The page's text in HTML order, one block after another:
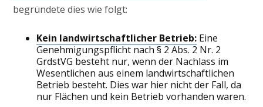
begründete dies wie folgt:
Kein landwirtschaftlicher Betrieb: Eine
Genehmigungspflicht nach § 2 Abs. 2 Nr. 2
GrdstVG besteht nur, wenn der Nachlass im
Wesentlichen aus einem landwirtschaftlichen
Betrieb besteht. Dies war hier nicht der Fall, da
nur Flächen und kein Betrieb vorhanden waren.